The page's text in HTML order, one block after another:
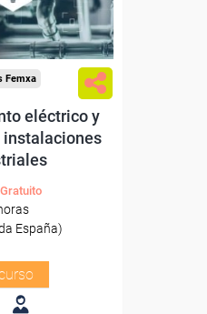
Femxa
eléctrico y
instalaciones
España)